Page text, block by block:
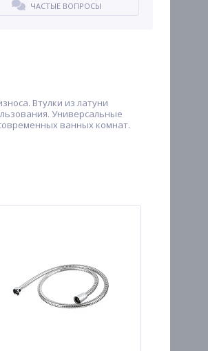
ЧАСТЫЕ ВОПРОСЫ
Втулки из латуни
Универсальные
ванных комнат.